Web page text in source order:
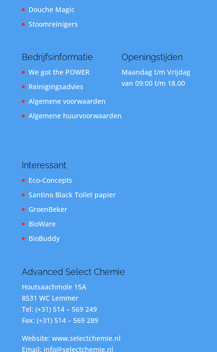
Douche Magic
Stoomreinigers
Bedrijfsinformatie
We got the POWER
Reinigingsadvies
Algemene voorwaarden
Algemene huurvoorwaarden
Openingstijden
Maandag t/m Vrijdag
van 09:00 t/m 18.00
Interessant
Eco-Concepts
Santino Black Toilet papier
GroenBeker
BioWare
BioBuddy
Advanced Select Chemie
Houtsaachmole 15A
8531 WC Lemmer
Tel: (+31) 514 – 569 249
Fax: (+31) 514 – 569 289
Website: www.selectchemie.nl
Email: info@selectchemie.nl